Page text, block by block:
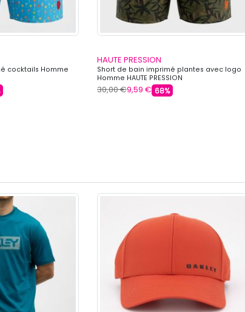
cocktails Homme
HAUTE PRESSION
Short de bain imprimé plantes avec logo
Homme HAUTE PRESSION
30,00 €9,59 € 68%